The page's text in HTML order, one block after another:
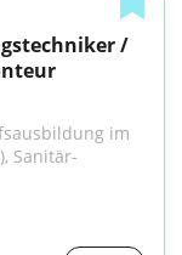
/
im
Sanitär-